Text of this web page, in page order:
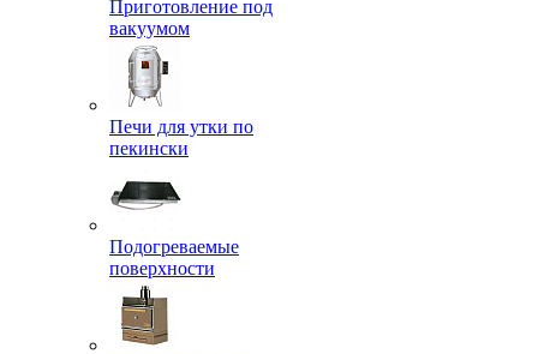
Приготовление под
вакуумом
Печи для утки по
пекински
Подогреваемые
поверхности